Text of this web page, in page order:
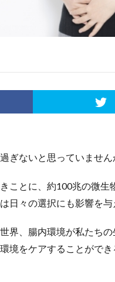
ぎないと思っていません
ことに、約100兆の微
日々の選択にも影響を与
界、腸内環境が私たち
境をケアすることができ